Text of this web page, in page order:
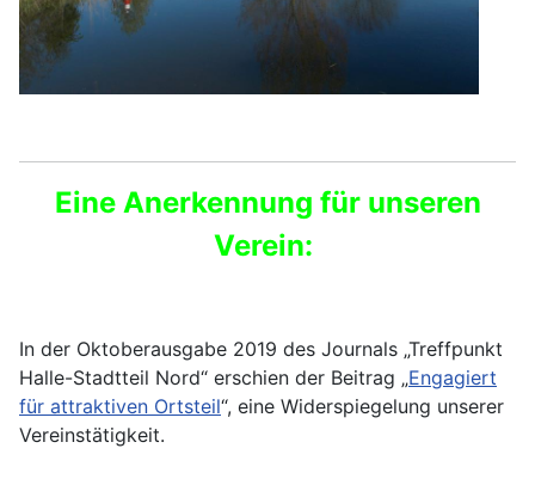
Eine Anerkennung für unseren
Verein:
In der Oktoberausgabe 2019 des Journals „Treffpunkt
Halle-Stadtteil Nord“ erschien der Beitrag „Engagiert
für attraktiven Ortsteil“, eine Widerspiegelung unserer
Vereinstätigkeit.